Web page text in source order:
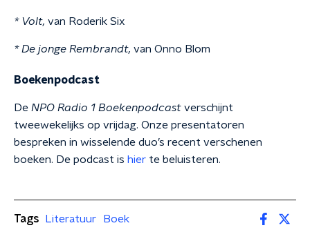
* Volt, van Roderik Six
* De jonge Rembrandt, van Onno Blom
Boekenpodcast
De NPO Radio 1 Boekenpodcast verschijnt
tweewekelijks op vrijdag. Onze presentatoren
bespreken in wisselende duo’s recent verschenen
boeken. De podcast is hier te beluisteren.
Tags Literatuur
Boek